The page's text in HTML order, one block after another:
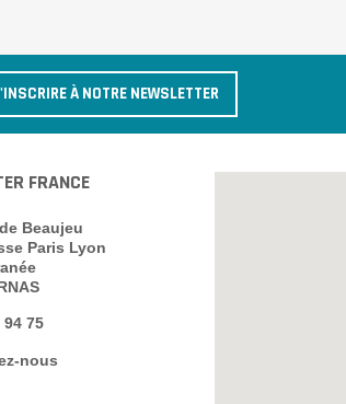
À NOTRE NEWSLETTER
FRANCE
Beaujeu
Paris Lyon
94 75
nous